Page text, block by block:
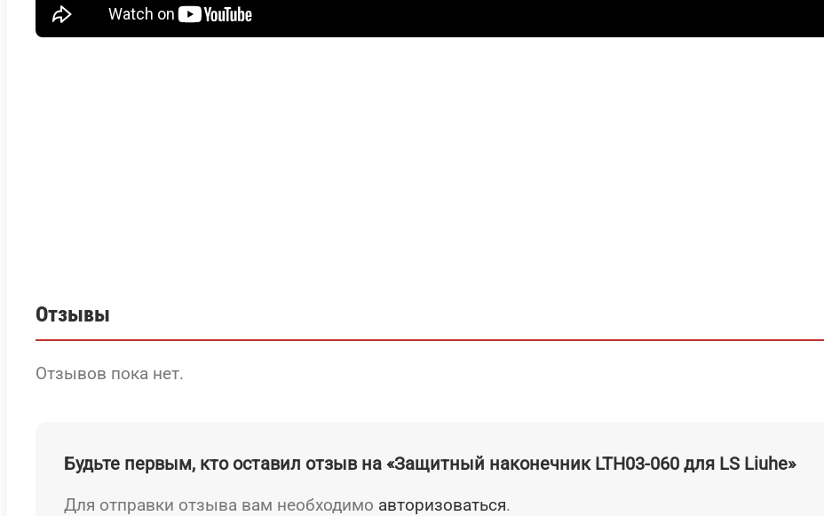
Отзывы
Отзывов пока нет.
Будьте первым, кто оставил отзыв на «Защитный наконечник LTH03-060 для LS Liuhe»
Для отправки отзыва вам необходимо авторизоваться.